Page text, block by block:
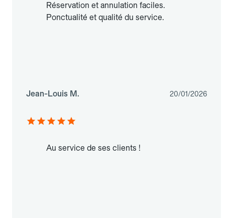
Réservation et annulation faciles.
Ponctualité et qualité du service.
Jean-Louis M. 20/01/2026
Au service de ses clients !